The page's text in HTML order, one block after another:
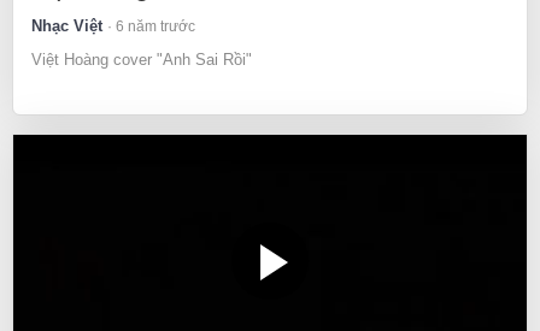
Nhạc Việt 6 năm trước
Việt Hoàng cover "Anh Sai Rồi"